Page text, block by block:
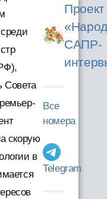
Совета
скорую
в
Проект
САПР-
Все
номера
Telegram